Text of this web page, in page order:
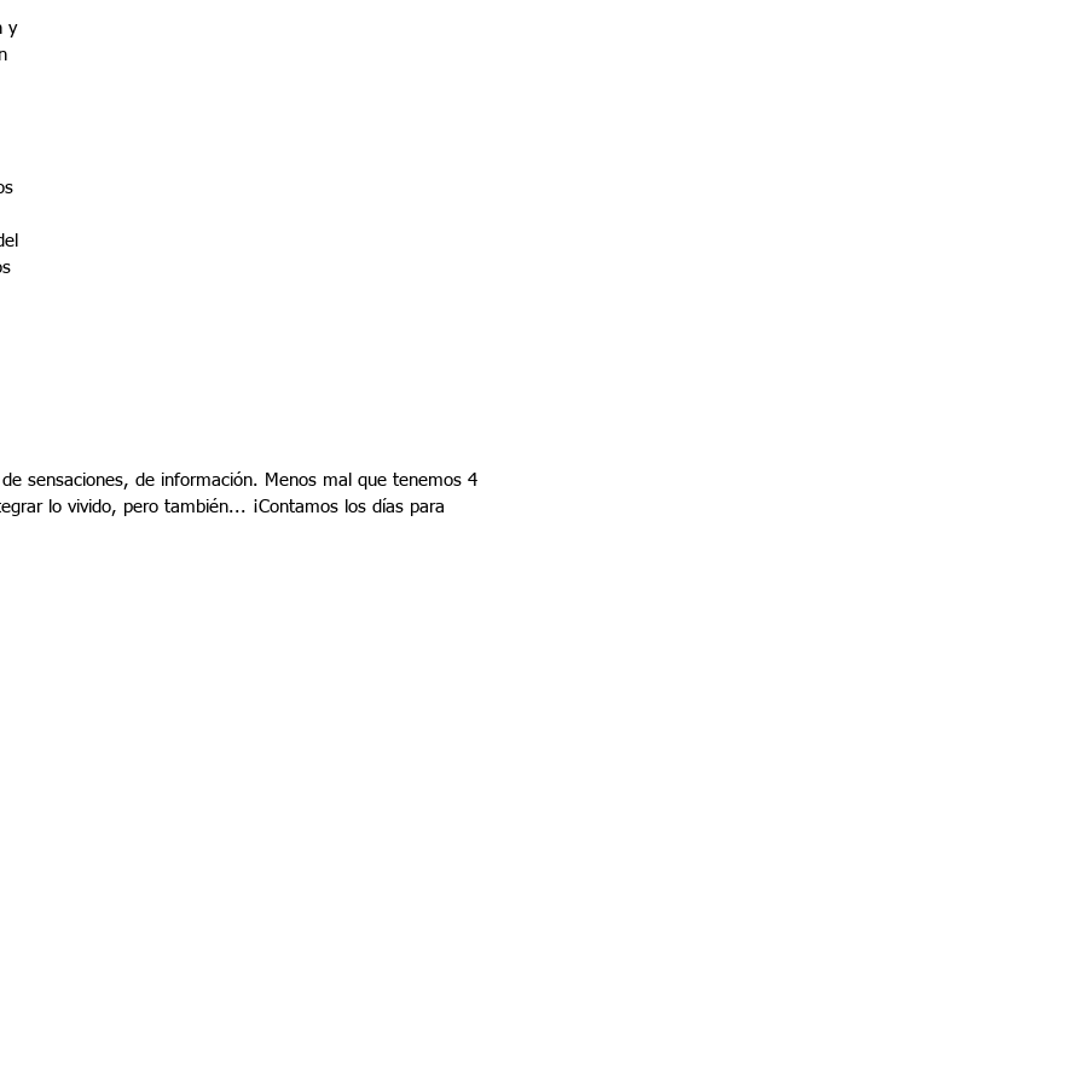
y
sensaciones, de información. Menos mal que tenemos 4
lo vivido, pero también... ¡Contamos los días para